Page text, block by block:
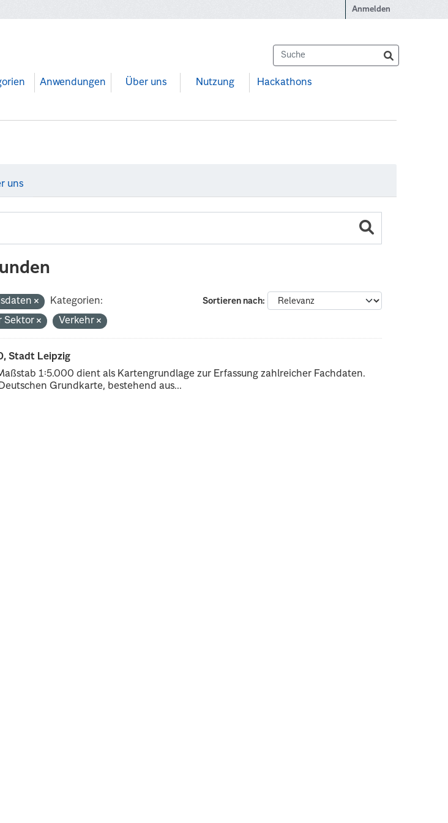
Anmelden
Anwendungen Über uns Nutzung Hackathons
uns
Sortieren nach
Kategorien:
Sektor
Verkehr
Stadt Leipzig
1:5.000 dient als Kartengrundlage zur Erfassung zahlreicher Fachdaten.
Grundkarte, bestehend aus...